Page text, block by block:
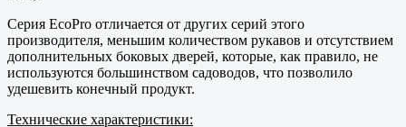
Серия EcoPro отличается от других серий этого
производителя, меньшим количеством рукавов и отсутствием
дополнительных боковых дверей, которые, как правило, не
используются большинством садоводов, что позволило
удешевить конечный продукт.
Технические характеристики: